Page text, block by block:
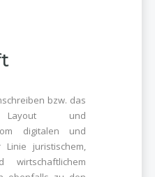
bzw. das
Layout und
digitalen und
juristischem,
wirtschaftlichem